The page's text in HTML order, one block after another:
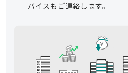
バイスもご連絡します。